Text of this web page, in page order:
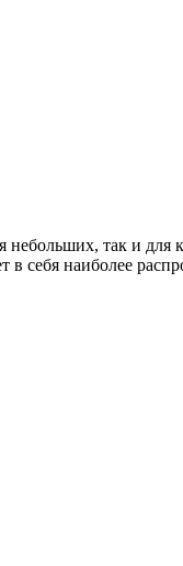
небольших, так и
наиболее